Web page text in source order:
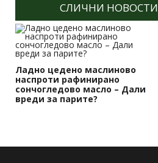
СЛИЧНИ НОВОСТИ
Ладно цедено маслиново
наспроти рафинирано
сончогледово масло – Дали
вреди за парите?